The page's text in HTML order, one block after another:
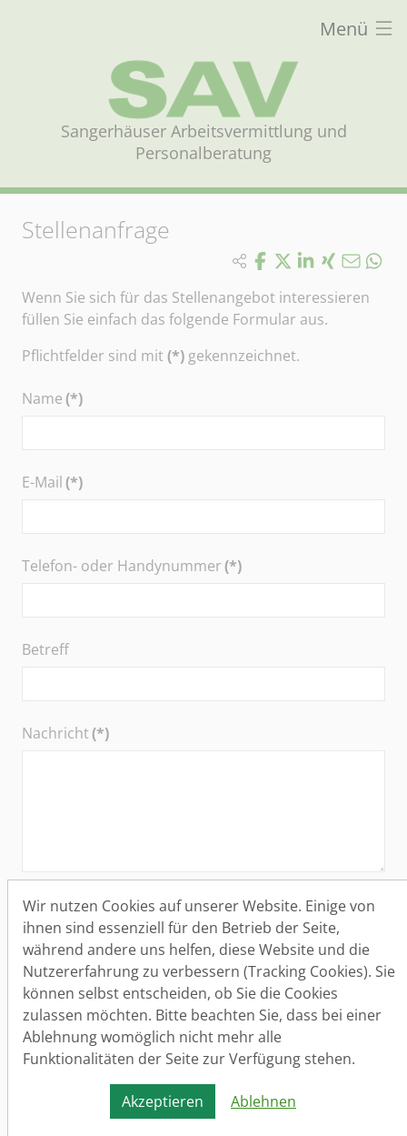
Menü
Sangerhäuser Arbeitsvermittlung und
Personalberatung
Stellenanfrage
Wenn Sie sich für das Stellenangebot interessieren
füllen Sie einfach das folgende Formular aus.
Pflichtfelder sind mit (*) gekennzeichnet.
Name(*)
E-Mail(*)
Telefon- oder Handynummer(*)
Betreff
Nachricht(*)
Aufnahme in den Bewerber-Datenbank
Bitte nehmen Sie mich auch in die Bewerber-
Datenbank auf. Ich bin mir bewusst, dass ich
die Einwilligung jederzeit widerrufen kann.
Datenschutz (*)
Ja, ich habe dieDatenschutzerklärung
und bin damit einverstanden.
Wir nutzen Cookies auf unserer Website. Einige von
ihnen sind essenziell für den Betrieb der Seite,
während andere uns helfen, diese Website und die
Nutzererfahrung zu verbessern (Tracking Cookies). Sie
können selbst entscheiden, ob Sie die Cookies
zulassen möchten. Bitte beachten Sie, dass bei einer
Ablehnung womöglich nicht mehr alle
Funktionalitäten der Seite zur Verfügung stehen.
Akzeptieren Ablehnen